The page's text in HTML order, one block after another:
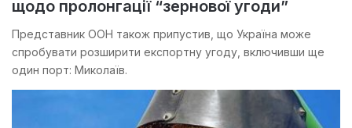
щодо пролонгації “зернової угоди”
Представник ООН також припустив, що Україна може
спробувати розширити експортну угоду, включивши ще
один порт: Миколаїв.